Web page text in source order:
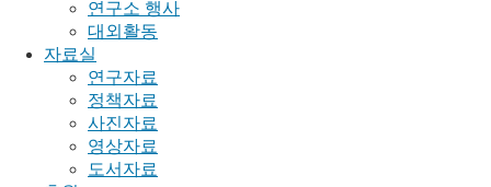
연구소 행사
대외활동
자료실
연구자료
정책자료
사진자료
영상자료
도서자료